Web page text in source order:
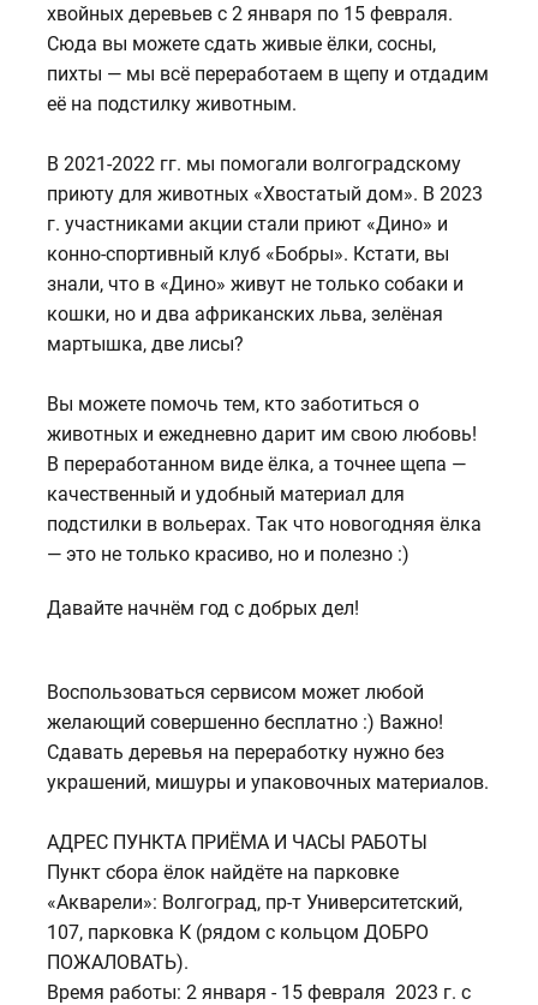
хвойных деревьев с 2 января по 15 февраля.
Сюда вы можете сдать живые ёлки, сосны,
пихты — мы всё переработаем в щепу и отдадим
её на подстилку животным.
В 2021-2022 гг. мы помогали волгоградскому
приюту для животных «Хвостатый дом». В 2023
г. участниками акции стали приют «Дино» и
конно-спортивный клуб «Бобры». Кстати, вы
знали, что в «Дино» живут не только собаки и
кошки, но и два африканских льва, зелёная
мартышка, две лисы?
Вы можете помочь тем, кто заботиться о
животных и ежедневно дарит им свою любовь!
В переработанном виде ёлка, а точнее щепа —
качественный и удобный материал для
подстилки в вольерах. Так что новогодняя ёлка
— это не только красиво, но и полезно :)
Давайте начнём год с добрых дел!
Воспользоваться сервисом может любой
желающий совершенно бесплатно :) Важно!
Сдавать деревья на переработку нужно без
украшений, мишуры и упаковочных материалов.
АДРЕС ПУНКТА ПРИЁМА И ЧАСЫ РАБОТЫ
Пункт сбора ёлок найдёте на парковке
«Акварели»: Волгоград, пр-т Университетский,
107, парковка К (рядом с кольцом ДОБРО
ПОЖАЛОВАТЬ).
Время работы: 2 января - 15 февраля 2023 г. с